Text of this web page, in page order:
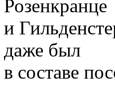
Розенкранце
и
даже был
в составе